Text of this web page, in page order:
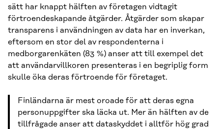
sätt har knappt hälften av företagen vidtagit
förtroendeskapande åtgärder. Åtgärder som skapar
transparens i användningen av data har en inverkan,
eftersom en stor del av respondenterna i
medborgarenkäten (83 %) anser att till exempel det
att användarvillkoren presenteras i en begriplig form
skulle öka deras förtroende för företaget.
Finländarna är mest oroade för att deras egna
personuppgifter ska läcka ut. Mer än hälften av de
tillfrågade anser att dataskyddet i alltför hög grad